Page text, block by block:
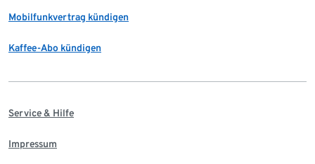
Mobilfunkvertrag kündigen
Kaffee-Abo kündigen
Service & Hilfe
Impressum